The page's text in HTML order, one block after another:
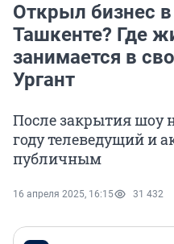
Открыл бизнес
Ташкенте? Где
занимается в
Ургант
После закрытия шоу
году телеведущий и
публичным
16 апреля 2025, 16:15 31 432